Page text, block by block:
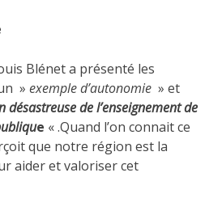
Blénet a présenté les
» exemple d’autonomie » et
désastreuse de l’enseignement de
e « .Quand l’on connait ce
que notre région est la
aider et valoriser cet